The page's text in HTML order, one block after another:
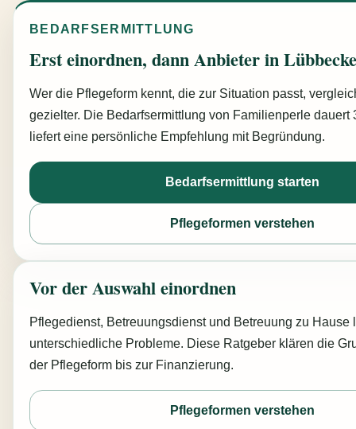
BEDARFSERMITTLUNG
Erst einordnen, dann Anbieter in
Wer die Pflegeform kennt, die zur Situation passt,
gezielter. Die Bedarfsermittlung von Familienperle dauert
liefert eine persönliche Empfehlung mit Begründung.
Bedarfsermittlung starten
Pflegeformen verstehen
Vor der Auswahl einordnen
Pflegedienst, Betreuungsdienst und Betreuung zu Hause
unterschiedliche Probleme. Diese Ratgeber klären die
der Pflegeform bis zur Finanzierung.
Pflegeformen verstehen